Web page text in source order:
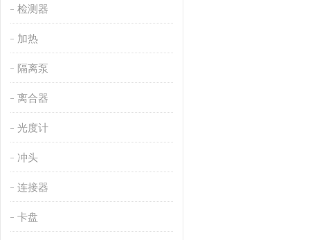
检测器
加热
隔离泵
离合器
光度计
冲头
连接器
卡盘